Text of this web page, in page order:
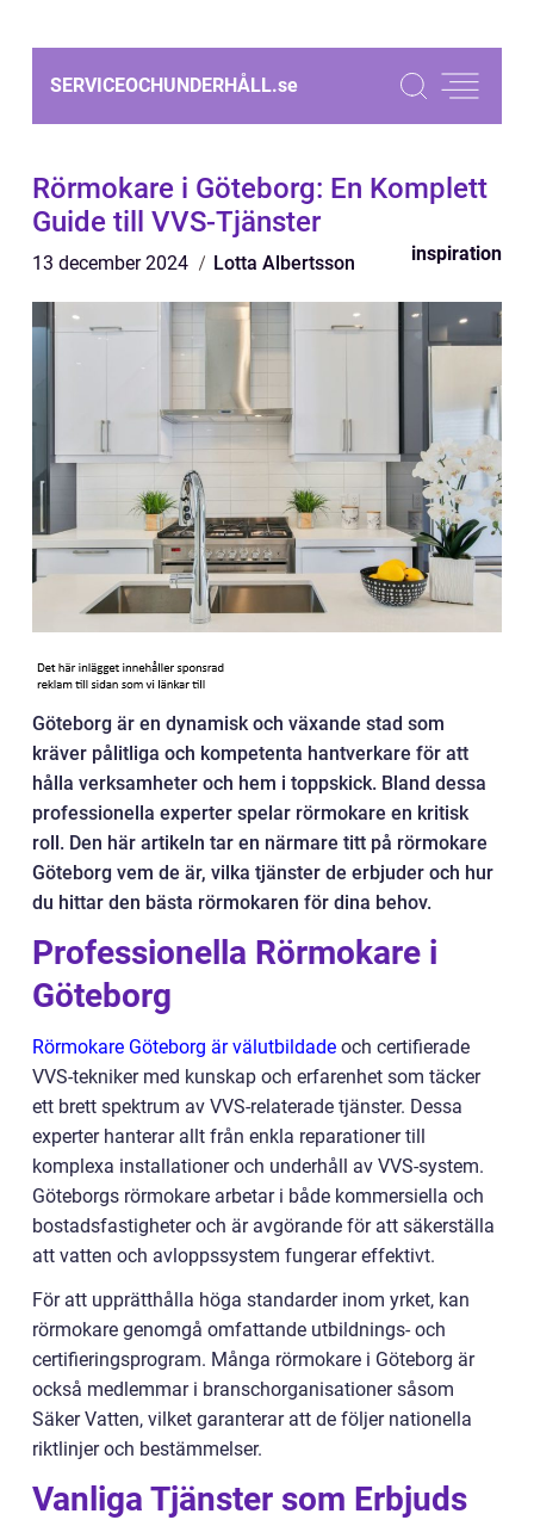
SERVICEOCHUNDERHÅLL.se
Rörmokare i Göteborg: En Komplett
Guide till VVS-Tjänster
13 december 2024 Lotta Albertsson inspiration
Göteborg är en dynamisk och växande stad som
kräver pålitliga och kompetenta hantverkare för att
hålla verksamheter och hem i toppskick. Bland dessa
professionella experter spelar rörmokare en kritisk
roll. Den här artikeln tar en närmare titt på rörmokare
Göteborg vem de är, vilka tjänster de erbjuder och hur
du hittar den bästa rörmokaren för dina behov.
Professionella Rörmokare i
Göteborg
Rörmokare Göteborg är välutbildade och certifierade
VVS-tekniker med kunskap och erfarenhet som täcker
ett brett spektrum av VVS-relaterade tjänster. Dessa
experter hanterar allt från enkla reparationer till
komplexa installationer och underhåll av VVS-system.
Göteborgs rörmokare arbetar i både kommersiella och
bostadsfastigheter och är avgörande för att säkerställa
att vatten och avloppssystem fungerar effektivt.
För att upprätthålla höga standarder inom yrket, kan
rörmokare genomgå omfattande utbildnings- och
certifieringsprogram. Många rörmokare i Göteborg är
också medlemmar i branschorganisationer såsom
Säker Vatten, vilket garanterar att de följer nationella
riktlinjer och bestämmelser.
Vanliga Tjänster som Erbjuds